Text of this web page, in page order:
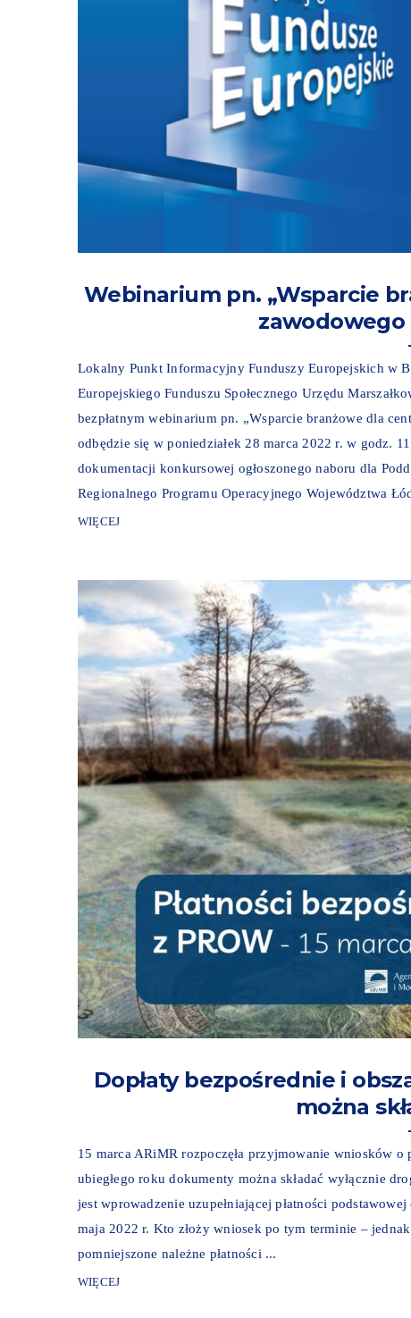
Webinarium pn. „Wsparcie
zawodowego
Lokalny Punkt Informacyjny Funduszy Europejskich w
Europejskiego Funduszu Społecznego Urzędu
bezpłatnym webinarium pn. „Wsparcie branżowe dla
odbędzie się w poniedziałek 28 marca 2022 r. w godz.
dokumentacji konkursowej ogłoszonego naboru dla
Regionalnego Programu Operacyjnego Województwa
WIĘCEJ
Dopłaty bezpośrednie i
można
15 marca ARiMR rozpoczęła przyjmowanie wniosków o
ubiegłego roku dokumenty można składać wyłącznie
jest wprowadzenie uzupełniającej płatności
maja 2022 r. Kto złoży wniosek po tym terminie –
pomniejszone należne płatności ...
WIĘCEJ